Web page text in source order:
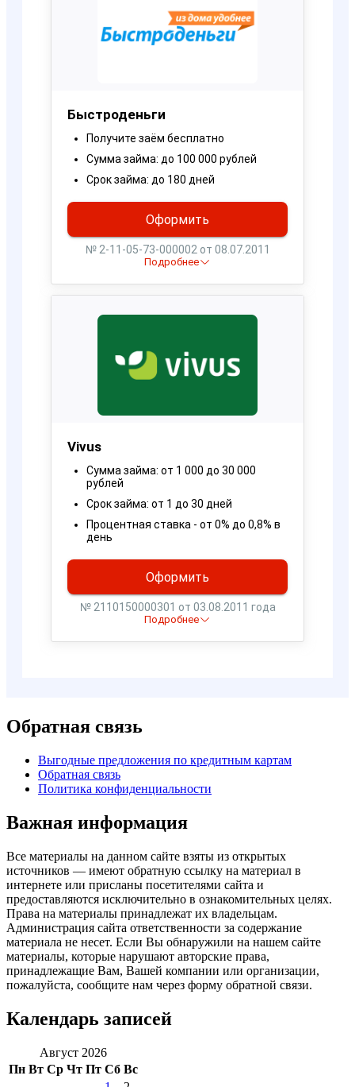
Обратная связь
Выгодные предложения по кредитным картам
Обратная связь
Политика конфиденциальности
Важная информация
Все материалы на данном сайте взяты из открытых
источников — имеют обратную ссылку на материал в
интернете или присланы посетителями сайта и
предоставляются исключительно в ознакомительных целях.
Права на материалы принадлежат их владельцам.
Администрация сайта ответственности за содержание
материала не несет. Если Вы обнаружили на нашем сайте
материалы, которые нарушают авторские права,
принадлежащие Вам, Вашей компании или организации,
пожалуйста, сообщите нам через форму обратной связи.
Календарь записей
Август 2026
Пн Вт Ср Чт Пт Сб Вс